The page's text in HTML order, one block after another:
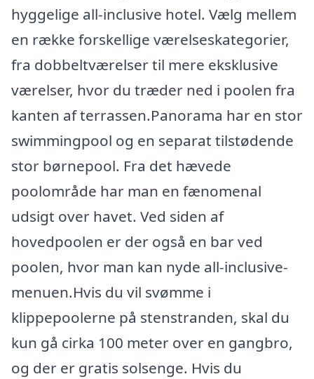
hyggelige all-inclusive hotel. Vælg mellem
en række forskellige værelseskategorier,
fra dobbeltværelser til mere eksklusive
værelser, hvor du træder ned i poolen fra
kanten af terrassen.Panorama har en stor
swimmingpool og en separat tilstødende
stor børnepool. Fra det hævede
poolområde har man en fænomenal
udsigt over havet. Ved siden af
hovedpoolen er der også en bar ved
poolen, hvor man kan nyde all-inclusive-
menuen.Hvis du vil svømme i
klippepoolerne på stenstranden, skal du
kun gå cirka 100 meter over en gangbro,
og der er gratis solsenge. Hvis du